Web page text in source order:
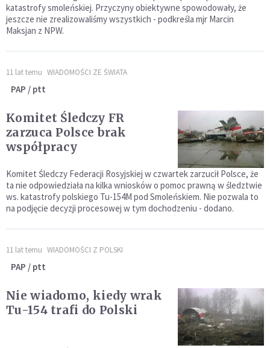
katastrofy smoleńskiej. Przyczyny obiektywne spowodowały, że
jeszcze nie zrealizowaliśmy wszystkich - podkreśla mjr Marcin
Maksjan z NPW.
11 lat temu WIADOMOŚCI ZE ŚWIATA
PAP / ptt
Komitet Śledczy FR
zarzuca Polsce brak
współpracy
Komitet Śledczy Federacji Rosyjskiej w czwartek zarzucił Polsce, że
ta nie odpowiedziała na kilka wniosków o pomoc prawną w śledztwie
ws. katastrofy polskiego Tu-154M pod Smoleńskiem. Nie pozwala to
na podjęcie decyzji procesowej w tym dochodzeniu - dodano.
11 lat temu WIADOMOŚCI Z POLSKI
PAP / ptt
Nie wiadomo, kiedy wrak
Tu-154 trafi do Polski